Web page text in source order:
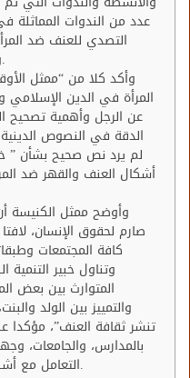
عدد من الندوات المماثلة
التصدي للعنف ضد
والصحة، وعدد من الجهات المعنية.
وأكد كلا من “ممثل
المرأة في الدين
عن الرجل وأهمية تصحيح
الدقة في النصوص
لم يرد نص صحيح بشأن ”
أشكال العنف والقهر ضد
وأوضح ممثل الكنيسة
صارم لحقوق الإنسان،
كافة المجتمعات
وتناول خبير
المتوارث بين بعض
والتمييز بين الولد
تنشر ثقافة العنف”، مؤكدا
بالمدارس، والجامعات،
التعامل مع أشكال العنف المختلفة والتصدي لها.